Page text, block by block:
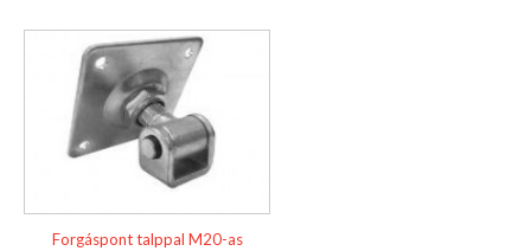
Forgáspont talppal M20-as